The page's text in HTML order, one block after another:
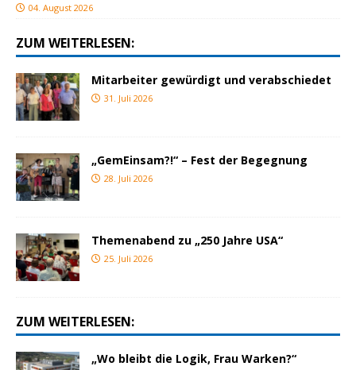
04. August 2026
ZUM WEITERLESEN:
Mitarbeiter gewürdigt und verabschiedet
31. Juli 2026
„GemEinsam?!“ – Fest der Begegnung
28. Juli 2026
Themenabend zu „250 Jahre USA“
25. Juli 2026
ZUM WEITERLESEN:
„Wo bleibt die Logik, Frau Warken?“